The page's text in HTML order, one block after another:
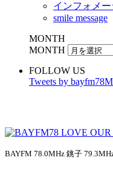
インフォメ
smile message
MONTH
MONTH
FOLLOW US
Tweets by
BAYFM 78.0MHz 銚子